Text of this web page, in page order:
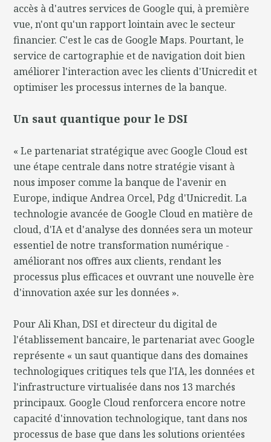
accès à d'autres services de Google qui, à première
vue, n'ont qu'un rapport lointain avec le secteur
financier. C'est le cas de Google Maps. Pourtant, le
service de cartographie et de navigation doit bien
améliorer l'interaction avec les clients d'Unicredit et
optimiser les processus internes de la banque.
Un saut quantique pour le DSI
« Le partenariat stratégique avec Google Cloud est
une étape centrale dans notre stratégie visant à
nous imposer comme la banque de l'avenir en
Europe, indique Andrea Orcel, Pdg d'Unicredit. La
technologie avancée de Google Cloud en matière de
cloud, d'IA et d'analyse des données sera un moteur
essentiel de notre transformation numérique -
améliorant nos offres aux clients, rendant les
processus plus efficaces et ouvrant une nouvelle ère
d'innovation axée sur les données ».
Pour Ali Khan, DSI et directeur du digital de
l'établissement bancaire, le partenariat avec Google
représente « un saut quantique dans des domaines
technologiques critiques tels que l'IA, les données et
l'infrastructure virtualisée dans nos 13 marchés
principaux. Google Cloud renforcera encore notre
capacité d'innovation technologique, tant dans nos
processus de base que dans les solutions orientées